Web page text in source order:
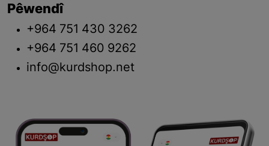
Pêwendî
+964 751 430 3262
+964 751 460 9262
info@kurdshop.net